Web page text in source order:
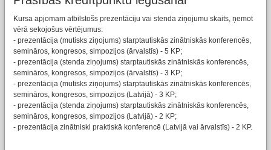
Kursa apjomam atbilstošs prezentāciju vai stenda ziņojumu skaits, ņemot
vērā sekojošus vērtējumus:
- prezentācija (mutisks ziņojums) starptautiskās zinātniskās konferencēs,
semināros, kongresos, simpozijos (ārvalstīs) - 5 KP;
- prezentācija (stenda ziņojums) starptautiskās zinātniskās konferencēs,
semināros, kongresos, simpozijos (ārvalstīs) - 3 KP;
- prezentācija (mutisks ziņojums) starptautiskās zinātniskās konferencēs,
semināros, kongresos, simpozijos (Latvijā) - 3 KP;
- prezentācija (stenda ziņojums) starptautiskās zinātniskās konferencēs,
semināros, kongresos, simpozijos (Latvijā) - 2 KP;
- prezentācija zinātniski praktiskā konferencē (Latvijā vai ārvalstīs) - 2 KP.